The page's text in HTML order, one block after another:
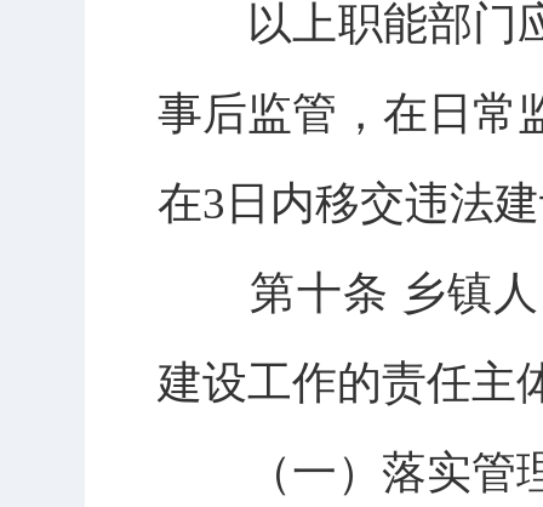
以上职能部门应
事后监管，在日常
在3日内移交违法
第十条 乡镇人
建设工作的责任主
（一）落实管理